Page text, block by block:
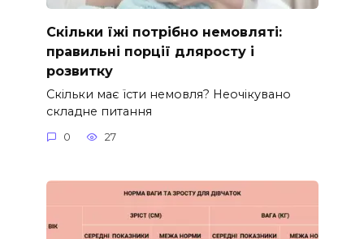
Скільки їжі потрібно немовляті:
правильні порції дляросту і
розвитку
Скільки має їсти немовля? Неочікувано
складне питання
0 27